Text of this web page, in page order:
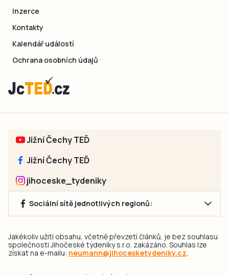
Inzerce
Kontakty
Kalendář událostí
Ochrana osobních údajů
Jižní Čechy TEĎ
Jižní Čechy TEĎ
jihoceske_tydeniky
Sociální sítě jednotlivých regionů:
Jakékoliv užití obsahu, včetně převzetí článků, je bez souhlasu
společnosti Jihočeské týdeníky s.r.o. zakázáno. Souhlas lze
získat na e-mailu: neumann@jihocesketydeniky.cz